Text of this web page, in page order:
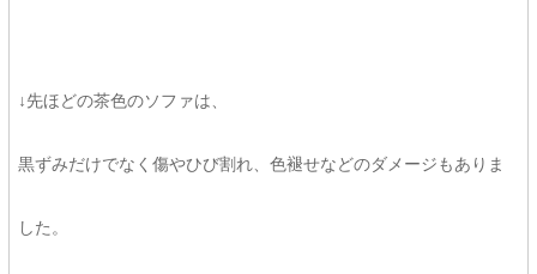
↓先ほどの茶色のソファは、
黒ずみだけでなく傷やひび割れ、色褪せなどのダメージもありま
した。